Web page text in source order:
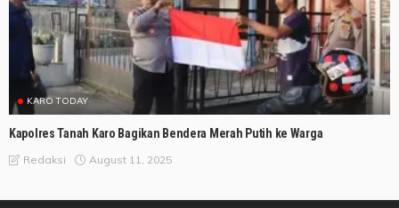
KARO TODAY
Kapolres Tanah Karo Bagikan Bendera Merah Putih ke Warga
Redaksi August 11, 2025